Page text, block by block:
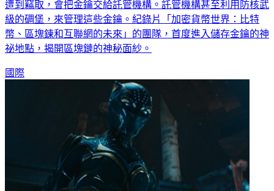
遭到竊取，會把金鑰交給託管機構。託管機構甚至利用防核武
級的碉堡，來管理這些金鑰。紀錄片「加密貨幣世界：比特
幣、區塊鍊和互聯網的未來」的團隊，首度進入儲存金鑰的神
祕地點，揭開區塊鏈的神秘面紗。
國際